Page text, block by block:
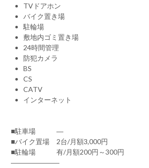
TVドアホン
バイク置き場
駐輪場
敷地内ゴミ置き場
24時間管理
防犯カメラ
BS
CS
CATV
インターネット
■駐車場 ―
■バイク置場 2台/月額3,000円
■駐輪場 有/月額200円～300円
―――――――